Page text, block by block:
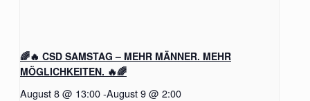
🌈🔥 CSD SAMSTAG – MEHR MÄNNER. MEHR
MÖGLICHKEITEN. 🔥🌈
August 8 @ 13:00-August 9 @ 2:00